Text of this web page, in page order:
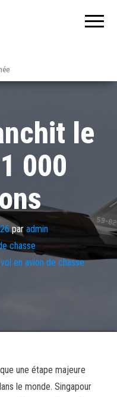
le
000
par admin
chasse
vol en avion de chasse
une étape majeure
le monde. Singapour